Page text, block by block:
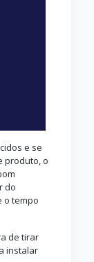
e se
produto, o
do
o tempo
de tirar
instalar